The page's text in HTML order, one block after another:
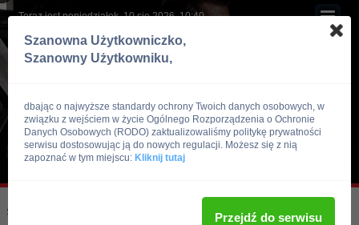
Teraz jest poniedziałek, 10 sie 2026, 10:40
Skocz do:
Szanowna Użytkowniczko,
Szanowny Użytkowniku,
dbając o najwyższe standardy ochrony Twoich danych osobowych, w
związku z wejściem w życie Ogólnego Rozporządzenia o Ochronie
Danych Osobowych (RODO) zaktualizowaliśmy politykę prywatności
serwisu dostosowując ją do nowych regulacji. Możesz się z nią
zapoznać w tym miejscu: Kliknij tutaj
Przejdź do serwisu